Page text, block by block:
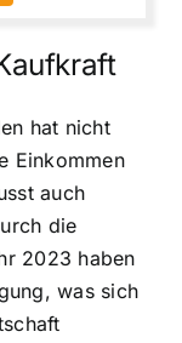
hat nicht
Einkommen
auch
die
2023 haben
was sich